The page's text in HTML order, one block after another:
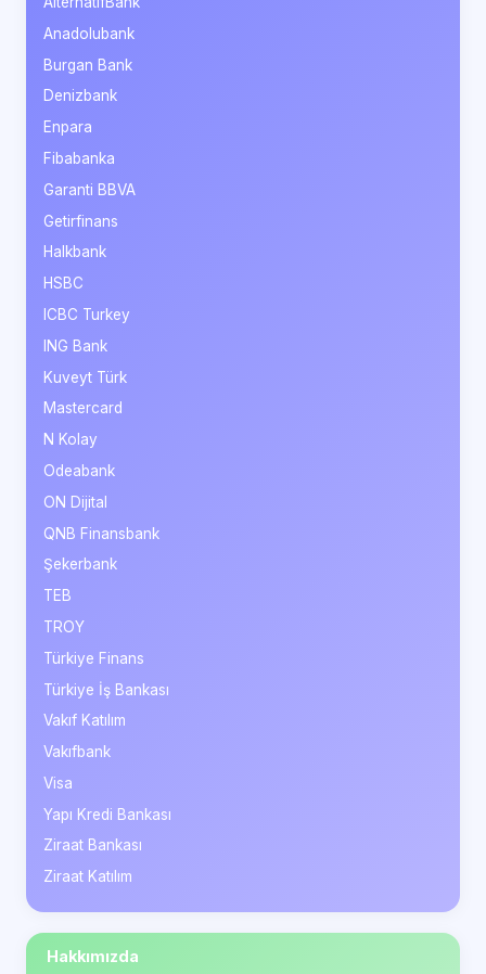
Anadolubank
Burgan Bank
Denizbank
Enpara
Fibabanka
Garanti BBVA
Getirfinans
Halkbank
HSBC
ICBC Turkey
ING Bank
Kuveyt Türk
Mastercard
N Kolay
Odeabank
ON Dijital
QNB Finansbank
Şekerbank
TEB
TROY
Türkiye Finans
Türkiye İş Bankası
Vakıf Katılım
Vakıfbank
Visa
Yapı Kredi Bankası
Ziraat Bankası
Ziraat Katılım
Hakkımızda